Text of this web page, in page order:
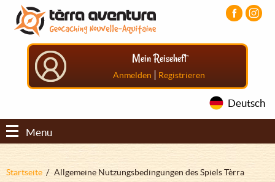
Direkt
zum
Inhalt
Aller
menu
principal
Aller
pied
Mein Reiseheft
Anmelden | Registrieren
Deutsch
Menu
Pfadnavigation
Startseite
Allgemeine Nutzungsbedingungen des Spiels Tèrra